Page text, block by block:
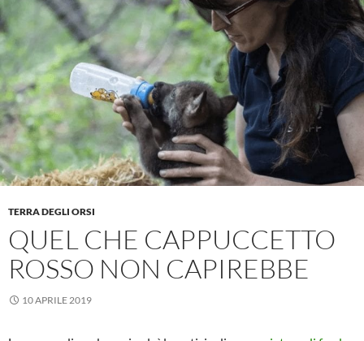
TERRA DEGLI ORSI
QUEL CHE CAPPUCCETTO
ROSSO NON CAPIREBBE
10 APRILE 2019